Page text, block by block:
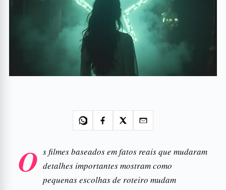
O s filmes baseados em fatos reais que mudaram
detalhes importantes mostram como
pequenas escolhas de roteiro mudam